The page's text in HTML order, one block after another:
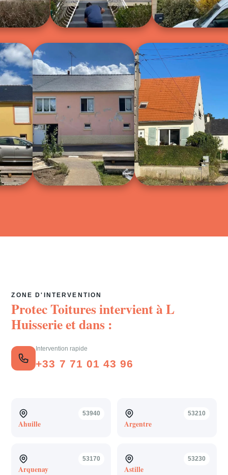
ZONE D'INTERVENTION
Protec Toitures intervient àL
Huisserieet dans :
Intervention rapide
+33 7 71 01 43 96
53940
Ahuille
53210
Argentre
53170
Arquenay
53230
Astille